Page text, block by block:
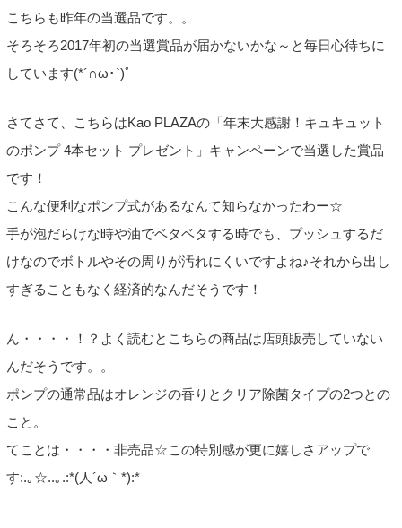
こちらも昨年の当選品です。。
そろそろ2017年初の当選賞品が届かないかな～と毎日心待ちに
しています(*´∩ω･`)ﾟ
さてさて、こちらはKao PLAZAの「年末大感謝！キュキュット
のポンプ 4本セット プレゼント」キャンペーンで当選した賞品
です！
こんな便利なポンプ式があるなんて知らなかったわー☆
手が泡だらけな時や油でベタベタする時でも、プッシュするだ
けなのでボトルやその周りが汚れにくいですよね♪それから出し
すぎることもなく経済的なんだそうです！
ん・・・・！？よく読むとこちらの商品は店頭販売していない
んだそうです。。
ポンプの通常品はオレンジの香りとクリア除菌タイプの2つとの
こと。
てことは・・・・非売品☆この特別感が更に嬉しさアップで
す:.｡☆..｡.:*(人´ω｀*):*